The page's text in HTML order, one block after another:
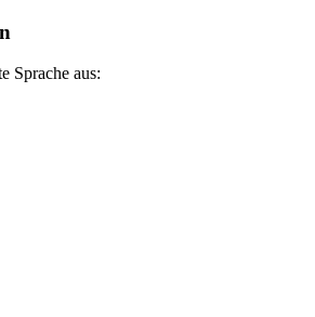
Sprache aus: